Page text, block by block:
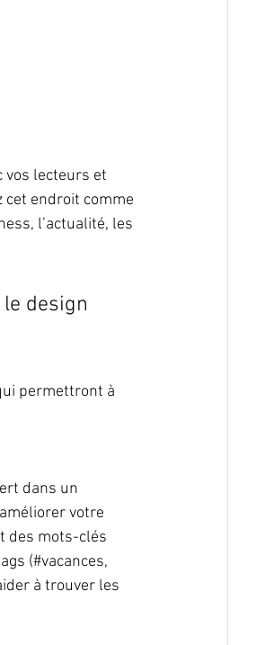
vos lecteurs et
endroit comme
l’actualité, les
design
permettront à
dans un
votre
des mots-clés
(#vacances,
à trouver les